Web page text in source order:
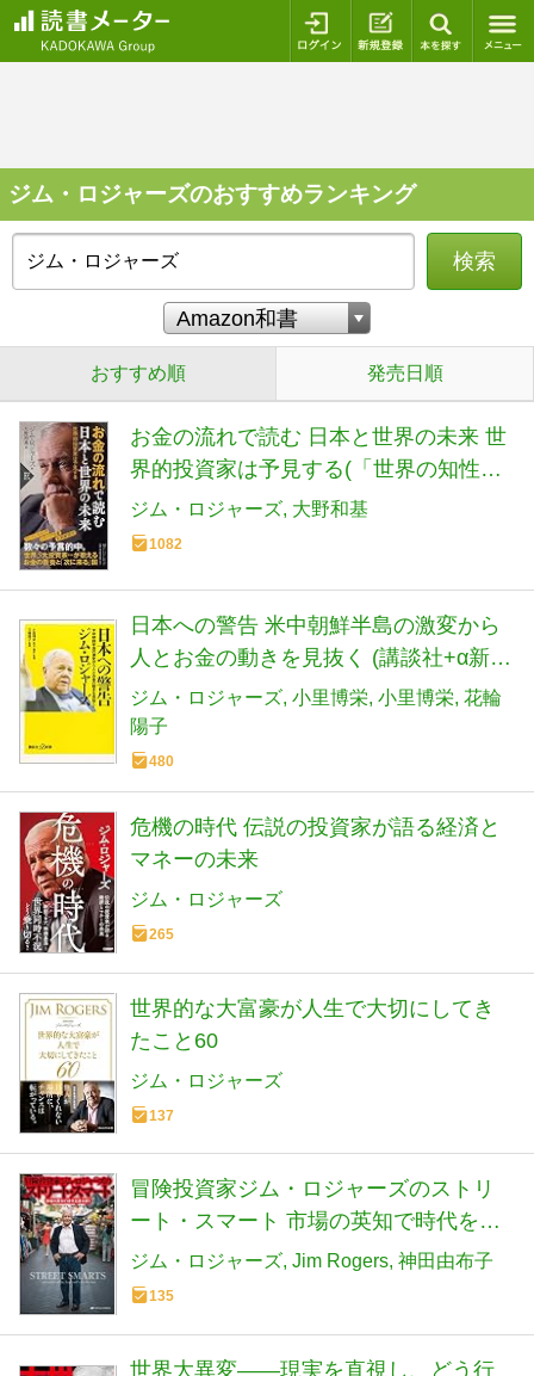
ログイン 新規登録
ジム・ロジャーズのおすすめランキング
検索
おすすめ順 発売日順
お金の流れで読む 日本と世界の未来 世
界的投資家は予見する(「世界の知性」
シリーズ) (PHP新書)
ジム・ロジャーズ 大野和基
1082
日本への警告 米中朝鮮半島の激変から
人とお金の動きを見抜く (講談社+α新書
815-1C)
ジム・ロジャーズ 小里博栄 小里博栄 花輪
陽子
480
危機の時代 伝説の投資家が語る経済と
マネーの未来
ジム・ロジャーズ
265
世界的な大富豪が人生で大切にしてき
たこと60
ジム・ロジャーズ
137
冒険投資家ジム・ロジャーズのストリ
ート・スマート 市場の英知で時代を読
み解く
ジム・ロジャーズ Jim Rogers 神田由布子
135
世界大異変――現実を直視し、どう行